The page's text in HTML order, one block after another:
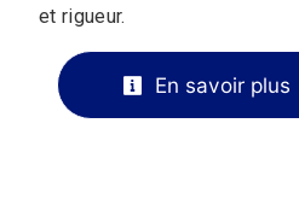
et rigueur.
En savoir plus